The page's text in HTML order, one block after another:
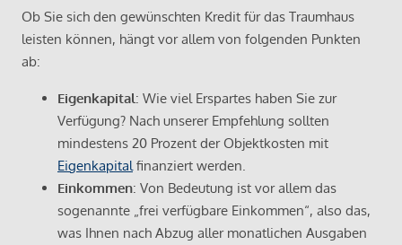
Ob Sie sich den gewünschten Kredit für das Traumhaus
leisten können, hängt vor allem von folgenden Punkten
ab:
Eigenkapital: Wie viel Erspartes haben Sie zur
Verfügung? Nach unserer Empfehlung sollten
mindestens 20 Prozent der Objektkosten mit
Eigenkapital finanziert werden.
Einkommen: Von Bedeutung ist vor allem das
sogenannte „frei verfügbare Einkommen“, also das,
was Ihnen nach Abzug aller monatlichen Ausgaben